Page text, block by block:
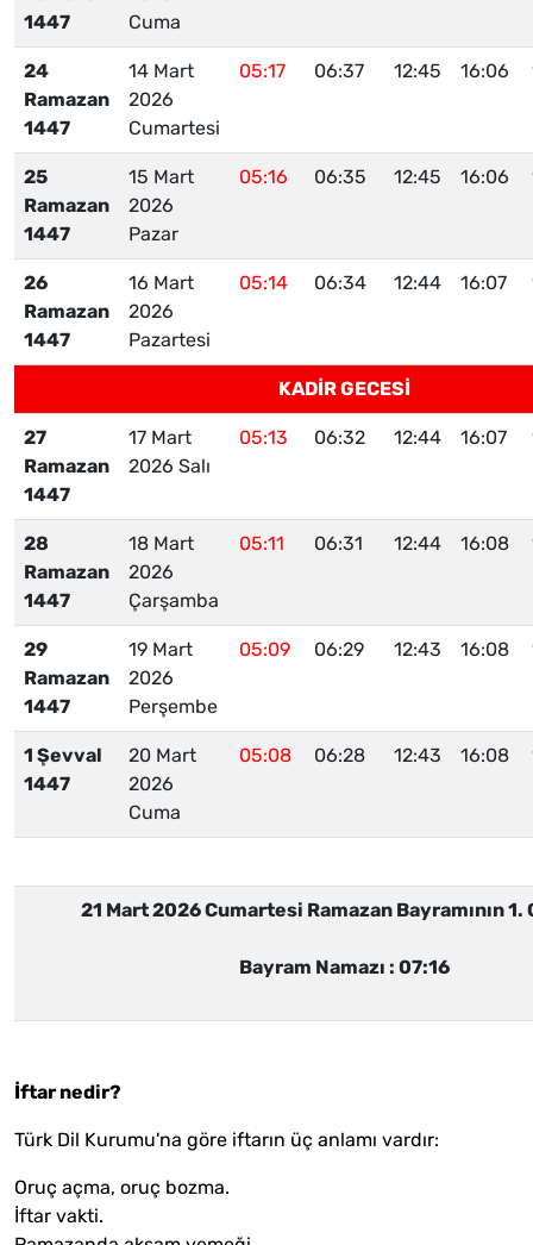
1447
Cuma
24
Ramazan
1447
14 Mart
2026
Cumartesi
05:17 06:37 12:45 16:06
25
Ramazan
1447
15 Mart
2026
Pazar
05:16 06:35 12:45 16:06
26
Ramazan
1447
16 Mart
2026
Pazartesi
05:14 06:34 12:44 16:07
KADİR GECESİ
27
Ramazan
1447
17 Mart
2026 Salı
05:13 06:32 12:44 16:07
28
Ramazan
1447
18 Mart
2026
Çarşamba
05:11 06:31 12:44 16:08
29
Ramazan
1447
19 Mart
2026
Perşembe
05:09 06:29 12:43 16:08
1 Şevval
1447
20 Mart
2026
Cuma
05:08 06:28 12:43 16:08
21 Mart 2026 Cumartesi Ramazan Bayramının
Bayram Namazı : 07:16
İftar nedir?
Türk Dil Kurumu'na göre iftarın üç anlamı vardır:
Oruç açma, oruç bozma.
İftar vakti.